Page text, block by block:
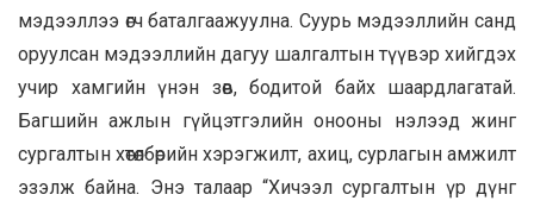
мэдээллээ өгч баталгаажуулна. Суурь мэдээллийн санд
оруулсан мэдээллийн дагуу шалгалтын түүвэр хийгдэх
учир хамгийн үнэн зөв, бодитой байх шаардлагатай.
Багшийн ажлын гүйцэтгэлийн онооны нэлээд жинг
сургалтын хөтөлбөрийн хэрэгжилт, ахиц, сурлагын амжилт
эзэлж байна. Энэ талаар “Хичээл сургалтын үр дүнг